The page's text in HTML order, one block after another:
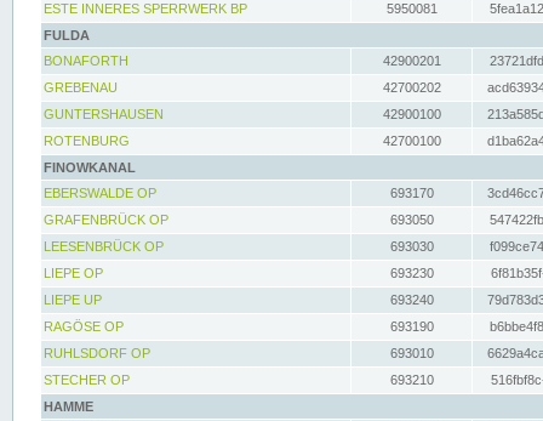
ESTE INNERES SPERRWERK BP
5950081
FULDA
BONAFORTH
42900201
GREBENAU
42700202
GUNTERSHAUSEN
42900100
ROTENBURG
42700100
FINOWKANAL
EBERSWALDE OP
693170
GRAFENBRÜCK OP
693050
LEESENBRÜCK OP
693030
LIEPE OP
693230
LIEPE UP
693240
RAGÖSE OP
693190
RUHLSDORF OP
693010
STECHER OP
693210
HAMME